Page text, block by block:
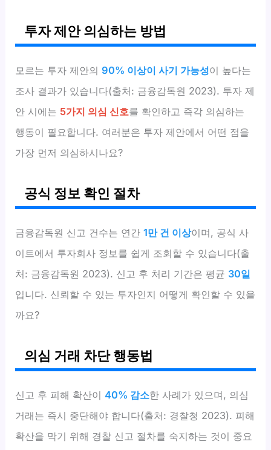
투자 제안 의심하는 방법
모르는 투자 제안의90% 이상이 사기 가능성이 높다는
조사 결과가 있습니다(출처: 금융감독원 2023). 투자 제
안 시에는 5가지 의심 신호를 확인하고 즉각 의심하는
행동이 필요합니다. 여러분은 투자 제안에서 어떤 점을
가장 먼저 의심하시나요?
공식 정보 확인 절차
금융감독원 신고 건수는 연간1만 건 이상이며, 공식 사
이트에서 투자회사 정보를 쉽게 조회할 수 있습니다(출
처: 금융감독원 2023). 신고 후 처리 기간은 평균 30일
입니다. 신뢰할 수 있는 투자인지 어떻게 확인할 수 있을
까요?
의심 거래 차단 행동법
신고 후 피해 확산이40% 감소한 사례가 있으며, 의심
거래는 즉시 중단해야 합니다(출처: 경찰청 2023). 피해
확산을 막기 위해 경찰 신고 절차를 숙지하는 것이 중요